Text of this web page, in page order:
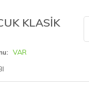
KLASİK
VAR